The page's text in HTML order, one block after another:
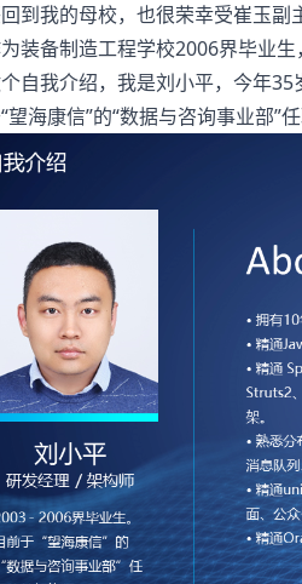
到我的母校，也很荣幸受崔玉
装备制造工程学校2006界毕业
自我介绍，我是刘小平，今年35
望海康信”的“数据与咨询事业部”